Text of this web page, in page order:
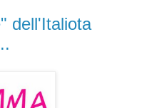
dell'Italiota